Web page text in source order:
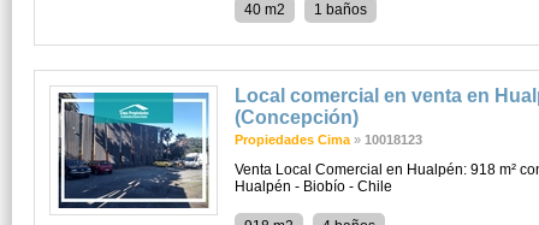
40 m2 1 baños
Local comercial en venta en
(Concepción)
Propiedades Cima » 10018123
Venta Local Comercial en Hualpén: 918 m²
Hualpén - Biobío - Chile